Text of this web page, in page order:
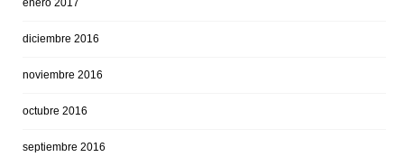
enero 2017
diciembre 2016
noviembre 2016
octubre 2016
septiembre 2016